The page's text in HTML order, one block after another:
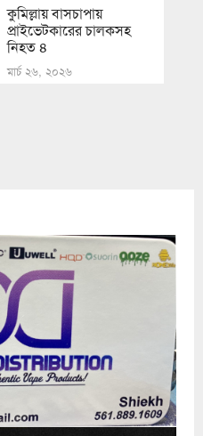
কুমিল্লায় বাসচাপায়
প্রাইভেটকারের চালকসহ
নিহত ৪
মার্চ ২৬, ২০২৬